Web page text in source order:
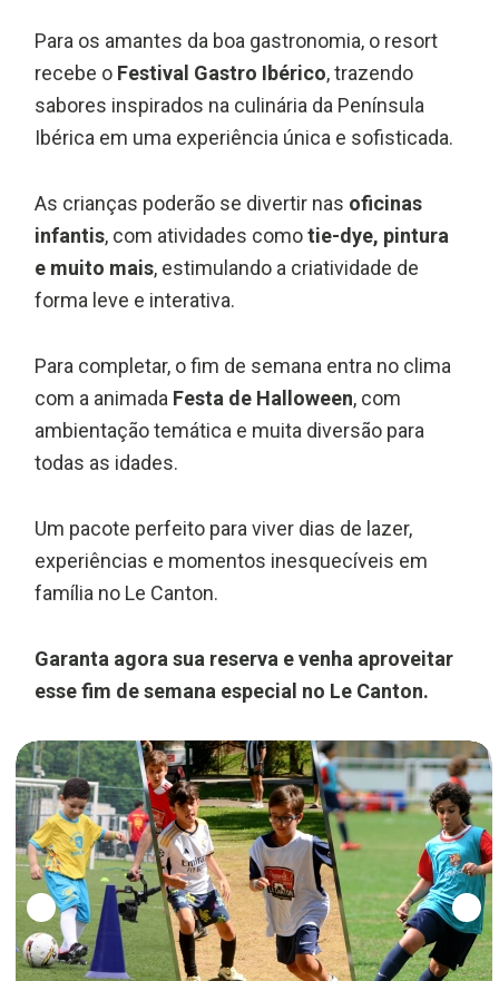
Para os amantes da boa gastronomia, o resort
recebe o Festival Gastro Ibérico, trazendo
sabores inspirados na culinária da Península
Ibérica em uma experiência única e sofisticada.
As crianças poderão se divertir nas oficinas
infantis, com atividades comotie-dye, pintura
e muito mais, estimulando a criatividade de
forma leve e interativa.
Para completar, o fim de semana entra no clima
com a animada Festa de Halloween, com
ambientação temática e muita diversão para
todas as idades.
Um pacote perfeito para viver dias de lazer,
experiências e momentos inesquecíveis em
família no Le Canton.
Garanta agora sua reserva e venha aproveitar
esse fim de semana especial no Le Canton.